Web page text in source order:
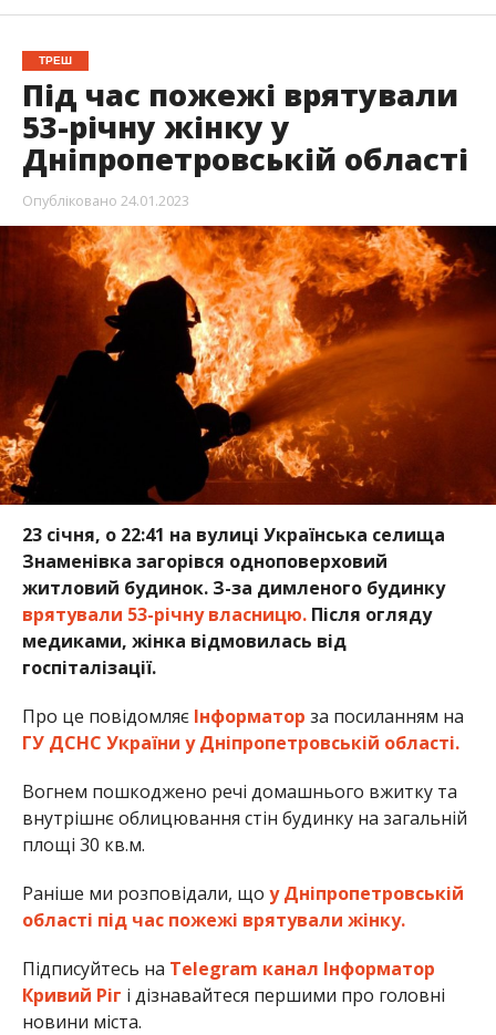
ТРЕШ
Під час пожежі врятували
53-річну жінку у
Дніпропетровській області
Опубліковано 24.01.2023
23 січня, о 22:41 на вулиці Українська селища
Знаменівка загорівся одноповерховий
житловий будинок. З-за димленого будинку
врятували 53-річну власницю.Після огляду
медиками, жінка відмовилась від
госпіталізації.
Про це повідомляє Інформатор за посиланням на
ГУ ДСНС України у Дніпропетровській області.
Вогнем пошкоджено речі домашнього вжитку та
внутрішнє облицювання стін будинку на загальній
площі 30 кв.м.
Раніше ми розповідали, що у Дніпропетровській
області під час пожежі врятували жінку.
Підписуйтесь на Telegram канал Інформатор
Кривий Ріг і дізнавайтеся першими про головні
новини міста.